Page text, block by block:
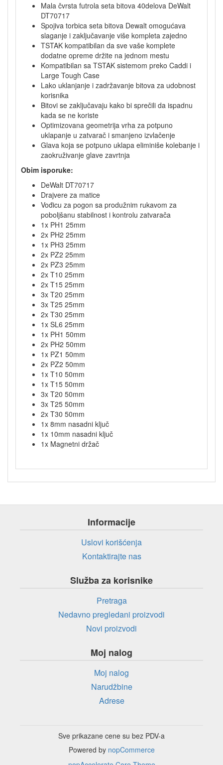
Mala čvrsta futrola seta bitova 40delova DeWalt
DT70717
Spojiva torbica seta bitova Dewalt omogućava
slaganje i zaključavanje više kompleta zajedno
TSTAK kompatibilan da sve vaše komplete
dodatne opreme držite na jednom mestu
Kompatibilan sa TSTAK sistemom preko Caddi i
Large Tough Case
Lako uklanjanje i zadržavanje bitova za udobnost
korisnika
Bitovi se zaključavaju kako bi sprečili da ispadnu
kada se ne koriste
Optimizovana geometrija vrha za potpuno
uklapanje u zatvarač i smanjeno izvlačenje
Glava koja se potpuno uklapa eliminiše kolebanje i
zaokruživanje glave zavrtnja
Obim isporuke:
DeWalt DT70717
Drajvere za matice
Vođicu za pogon sa produžnim rukavom za
poboljšanu stabilnost i kontrolu zatvarača
1x PH1 25mm
2x PH2 25mm
1x PH3 25mm
2x PZ2 25mm
2x PZ3 25mm
2x T10 25mm
2x T15 25mm
3x T20 25mm
3x T25 25mm
2x T30 25mm
1x SL6 25mm
1x PH1 50mm
2x PH2 50mm
1x PZ1 50mm
2x PZ2 50mm
1x T10 50mm
1x T15 50mm
3x T20 50mm
3x T25 50mm
2x T30 50mm
1x 8mm nasadni ključ
1x 10mm nasadni ključ
1x Magnetni držač
Informacije
Uslovi korišćenja
Kontaktirajte nas
Služba za korisnike
Pretraga
Nedavno pregledani proizvodi
Novi proizvodi
Moj nalog
Moj nalog
Narudžbine
Adrese
Sve prikazane cene su bez PDV-a
Powered by nopCommerce